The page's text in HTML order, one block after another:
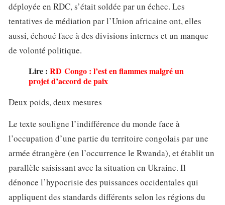
déployée en RDC, s’était soldée par un échec. Les
tentatives de médiation par l’Union africaine ont, elles
aussi, échoué face à des divisions internes et un manque
de volonté politique.
Lire : RD Congo : l’est en flammes malgré un
projet d’accord de paix
Deux poids, deux mesures
Le texte souligne l’indifférence du monde face à
l’occupation d’une partie du territoire congolais par une
armée étrangère (en l’occurrence le Rwanda), et établit un
parallèle saisissant avec la situation en Ukraine. Il
dénonce l’hypocrisie des puissances occidentales qui
appliquent des standards différents selon les régions du